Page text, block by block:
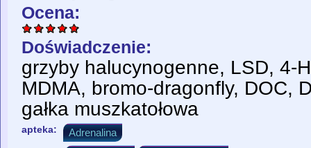
Ocena:
Doświadczenie:
grzyby halucynogenne, LSD, 4-
MDMA, bromo-dragonfly, DOC,
gałka muszkatołowa
apteka: Adrenalina